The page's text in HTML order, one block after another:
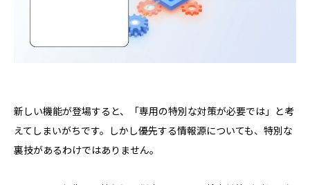
新しい機能が登場すると、「専用の特別な対策が必要では」と考
えてしまいがちです。しかし優先する情報源についても、特別な
裏技があるわけではありません。